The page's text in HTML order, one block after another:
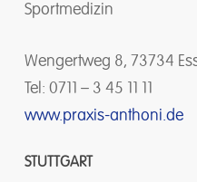
Sportmedizin
Wengertweg 8, 73734
Tel: 0711 – 3 45 11 11
www.praxis-anthoni.de
STUTTGART